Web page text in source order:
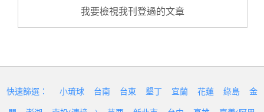
我要檢視我刊登過的文章
快速篩選： 小琉球 台南 台東 墾丁 宜蘭 花蓮 綠島 金